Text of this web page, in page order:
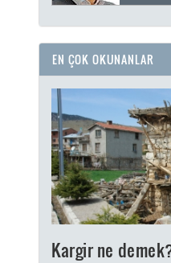
EN ÇOK OKUNANLAR
Kargir ne